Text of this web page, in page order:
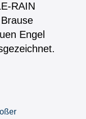
RAIN
Engel